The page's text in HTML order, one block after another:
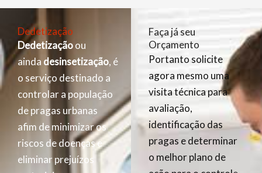
Dedetização
Dedetizaçãoou
ainda desinsetização, é
o serviço destinado a
controlar a população
de pragas urbanas
afim de minimizar os
riscos de doenças e
eliminar prejuízos
Faça já seu
Orçamento
Portanto solicite
agora mesmo uma
visita técnica para
avaliação,
identificação das
pragas e determinar
o melhor plano de